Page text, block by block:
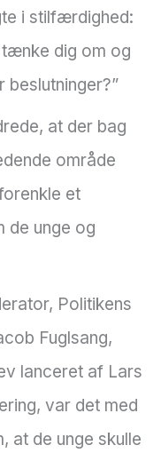
i stilfærdighed:
dig om og
at der bag
område
et
de unge og
Politikens
Fuglsang,
lanceret af Lars
var det med
at de unge skulle